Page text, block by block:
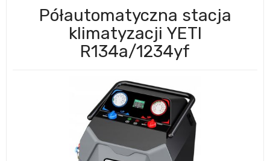
Półautomatyczna stacja
klimatyzacji YETI
R134a/1234yf